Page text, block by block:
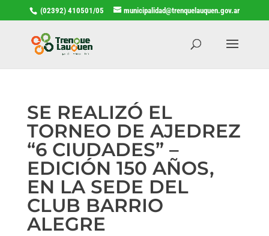
(02392) 410501/05 municipalidad@trenquelauquen.gov.ar
SE REALIZÓ EL
TORNEO DE AJEDREZ
“6 CIUDADES” –
EDICIÓN 150 AÑOS,
EN LA SEDE DEL
CLUB BARRIO
ALEGRE